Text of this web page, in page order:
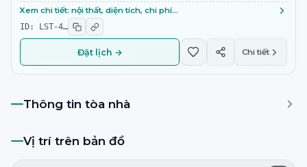
Xem chi tiết: nội thất, diện tích, chi phí…
ID: LST-4…
Đặt lịch → Chi tiết
Thông tin tòa nhà
Vị trí trên bản đồ